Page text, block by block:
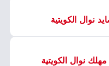
نوال الكويتية
نوال الكويتية